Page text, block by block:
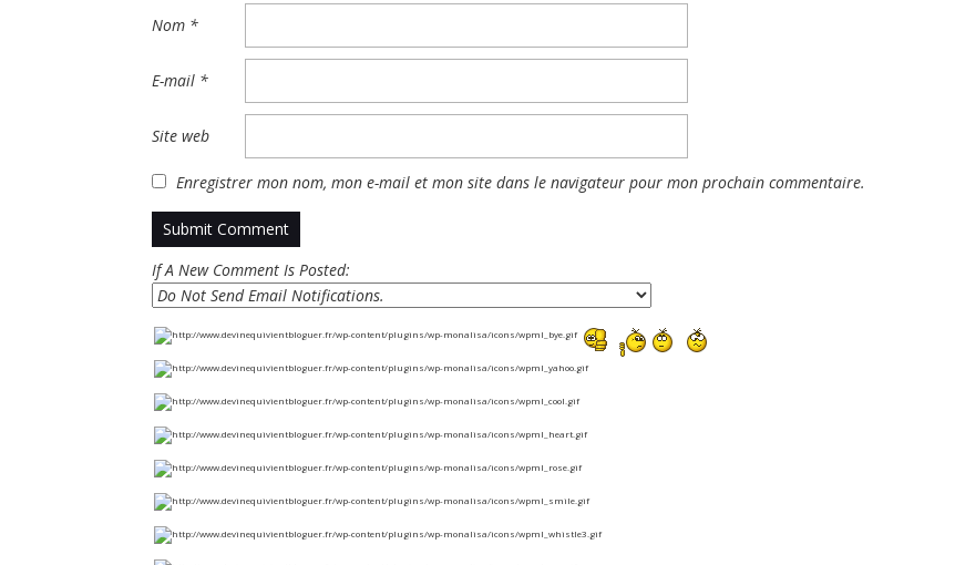
Nom *
E-mail *
Site web
Enregistrer mon nom, mon e-mail et mon site dans le navigateur pour mon prochain commentaire.
If A New Comment Is Posted: